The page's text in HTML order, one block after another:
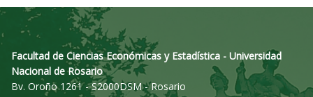
Facultad de Ciencias Económicas y Estadística - Universidad
Nacional de Rosario
Bv. Oroño 1261 - S2000DSM - Rosario